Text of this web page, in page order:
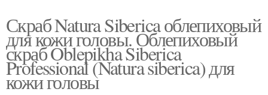
Скраб Natura Siberica облепиховый
для кожи головы. Облепиховый
скраб Oblepikha Siberica
Professional (Natura siberica) для
кожи головы